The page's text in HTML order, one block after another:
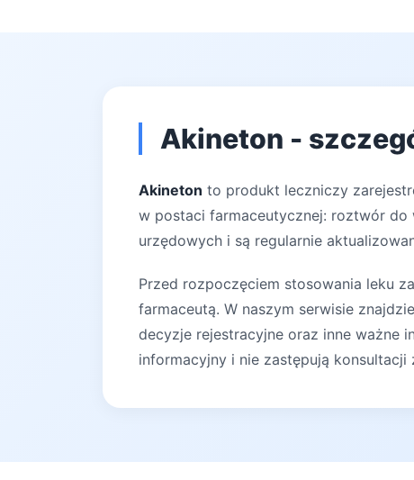
Akineton -
Akineton to produkt leczniczy
w postaci farmaceutycznej: roztwór do
urzędowych i są regularnie
Przed rozpoczęciem stosowania leku
farmaceutą. W naszym serwisie
decyzje rejestracyjne oraz inne ważne
informacyjny i nie zastępują